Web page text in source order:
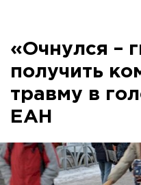
«Очнулся –
получить
травму в
ЕАН